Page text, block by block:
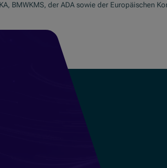
BMWKMS, der ADA sowie der Europäischen